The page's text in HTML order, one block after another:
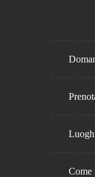
Come